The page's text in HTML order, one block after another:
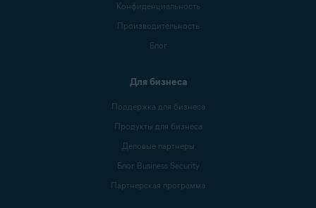
Конфиденциальность
Производительность
Блог
Для бизнеса
Поддержка для бизнеса
Продукты для бизнеса
Деловые партнеры
Блог Business Security
Партнерская программа